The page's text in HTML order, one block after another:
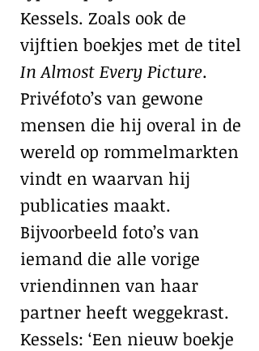
Kessels. Zoals ook de
vijftien boekjes met de titel
In Almost Every Picture.
Privéfoto’s van gewone
mensen die hij overal in de
wereld op rommelmarkten
vindt en waarvan hij
publicaties maakt.
Bijvoorbeeld foto’s van
iemand die alle vorige
vriendinnen van haar
partner heeft weggekrast.
Kessels: ‘Een nieuw boekje